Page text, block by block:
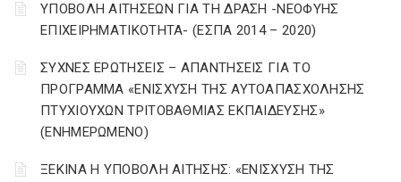
ΥΠΟΒΟΛΗ ΑΙΤΗΣΕΩΝ ΓΙΑ ΤΗ ΔΡΑΣΗ -ΝΕΟΦΥΗΣ
ΕΠΙΧΕΙΡΗΜΑΤΙΚΟΤΗΤΑ- (ΕΣΠΑ 2014 – 2020)
ΣΥΧΝΕΣ ΕΡΩΤΗΣΕΙΣ – ΑΠΑΝΤΗΣΕΙΣ ΓΙΑ ΤΟ
ΠΡΟΓΡΑΜΜΑ «ΕΝΙΣΧΥΣΗ ΤΗΣ ΑΥΤΟΑΠΑΣΧΟΛΗΣΗΣ
ΠΤΥΧΙΟΥΧΩΝ ΤΡΙΤΟΒΑΘΜΙΑΣ ΕΚΠΑΙΔΕΥΣΗΣ»
(ΕΝΗΜΕΡΩΜΕΝΟ)
ΞΕΚΙΝΑ Η ΥΠΟΒΟΛΗ ΑΙΤΗΣΗΣ: «ΕΝΙΣΧΥΣΗ ΤΗΣ